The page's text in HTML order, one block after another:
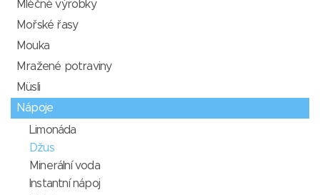
Mléčné výrobky
Mořské řasy
Mouka
Mražené potraviny
Müsli
Nápoje
Limonáda
Džus
Minerální voda
Instantní nápoj